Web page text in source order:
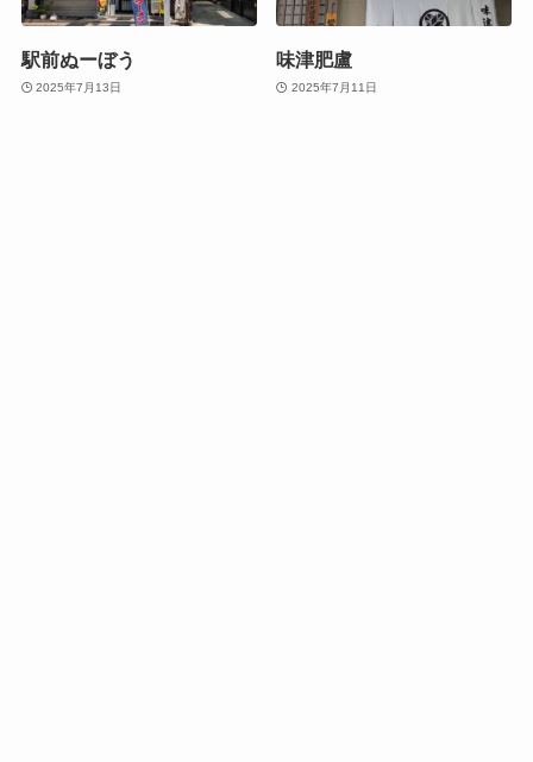
駅前ぬーぼう
2025年7月13日
味津肥盧
2025年7月11日